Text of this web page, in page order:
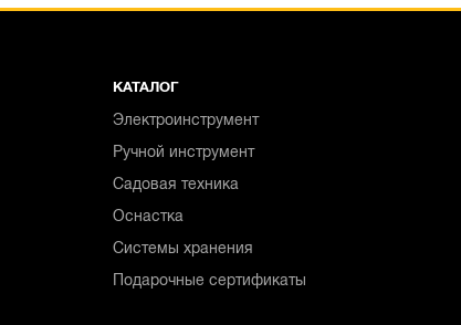
КАТАЛОГ
Электроинструмент
Ручной инструмент
Садовая техника
Оснастка
Системы хранения
Подарочные сертификаты